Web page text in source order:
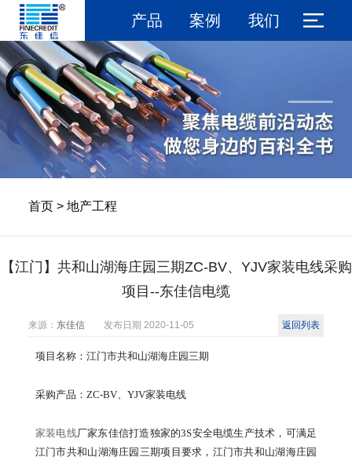
产品 案例 我们
首页 > 地产工程
【江门】共和山湖海庄园三期ZC-BV、YJV家装电线采购
项目--东佳信电缆
返回列表
来源： 东佳信发布日期 2020-11-05
项目名称：江门市共和山湖海庄园三期
采购产品：ZC-BV、YJV家装电线
家装电线厂家东佳信打造独家的3S安全电缆生产技术，可满足
江门市共和山湖海庄园三期项目要求，江门市共和山湖海庄园